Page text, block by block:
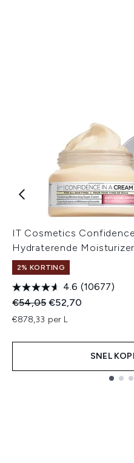
IT Cosmetics
Hydraterende
2% KORTING
4.6 (10677)
Recommended Retail Price:
€54,05Huidige prijs:
€52,70
€878,33 per L
SNEL